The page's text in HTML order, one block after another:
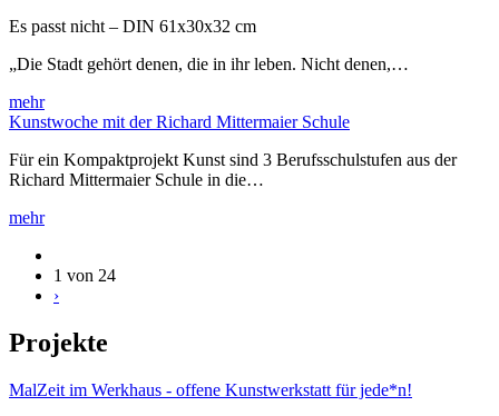
Es passt nicht – DIN 61x30x32 cm
„Die Stadt gehört denen, die in ihr leben. Nicht denen,…
mehr
Kunstwoche mit der Richard Mittermaier Schule
Für ein Kompaktprojekt Kunst sind 3 Berufsschulstufen aus der
Richard Mittermaier Schule in die…
mehr
1 von 24
›
Projekte
MalZeit im Werkhaus - offene Kunstwerkstatt für jede*n!